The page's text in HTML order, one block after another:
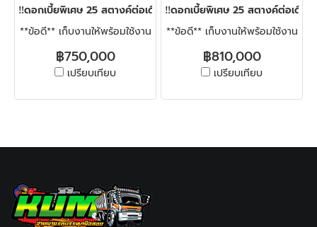
‼️ดอกเบี้ยพิเศษ 25 สตางค์ต่อเดือน‼️หกล้อสองแถว HINO XZU 150
**ข้อดี** เก็บงานให้พร้อมใช้งาน
฿750,000
เปรียบเทียบ
‼️ดอกเบี้ยพิเศษ 25 สตางค์ต่อเดือ
**ข้อดี** เก็บงานให้พร้อมใช้งาน
฿810,000
เปรียบเทียบ